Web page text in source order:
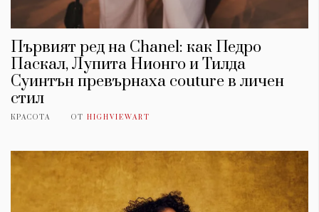
Първият ред на Chanel: как Педро
Паскал, Лупита Нионго и Тилда
Суинтън превърнаха couture в личен
стил
КРАСОТА ОТ HIGHVIEWART